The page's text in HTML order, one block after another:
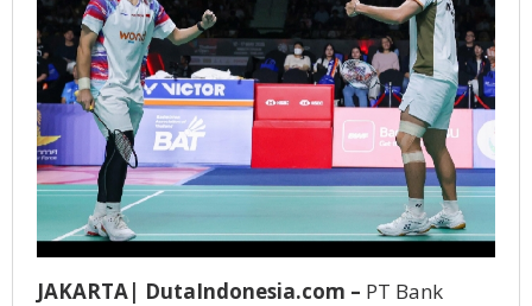
JAKARTA| DutaIndonesia.com – PT Bank